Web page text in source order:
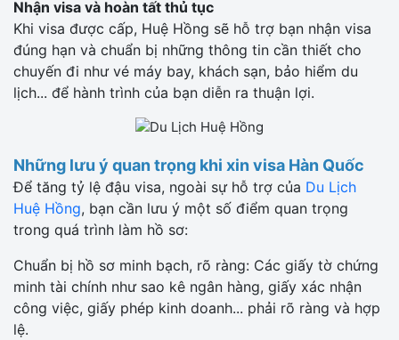
Nhận visa và hoàn tất thủ tục
Khi visa được cấp, Huệ Hồng sẽ hỗ trợ bạn nhận visa
đúng hạn và chuẩn bị những thông tin cần thiết cho
chuyến đi như vé máy bay, khách sạn, bảo hiểm du
lịch... để hành trình của bạn diễn ra thuận lợi.
Những lưu ý quan trọng khi xin visa Hàn Quốc
Để tăng tỷ lệ đậu visa, ngoài sự hỗ trợ của Du Lịch
Huệ Hồng, bạn cần lưu ý một số điểm quan trọng
trong quá trình làm hồ sơ:
Chuẩn bị hồ sơ minh bạch, rõ ràng: Các giấy tờ chứng
minh tài chính như sao kê ngân hàng, giấy xác nhận
công việc, giấy phép kinh doanh... phải rõ ràng và hợp
lệ.